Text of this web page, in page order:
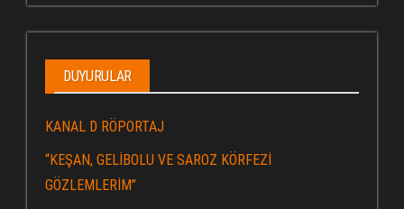
DUYURULAR
KANAL D RÖPORTAJ
“KEŞAN, GELİBOLU VE SAROZ KÖRFEZİ
GÖZLEMLERİM”